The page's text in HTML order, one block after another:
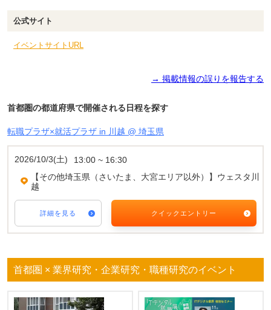
公式サイト
イベントサイトURL
→ 掲載情報の誤りを報告する
首都圏の都道府県で開催される日程を探す
転職プラザ×就活プラザ in 川越 @ 埼玉県
2026/10/3(土)
13:00 ~ 16:30
【その他埼玉県（さいたま、大宮エリア以外）】ウェスタ川
越
詳細を見る クイックエントリー
首都圏 × 業界研究・企業研究・職種研究のイベント